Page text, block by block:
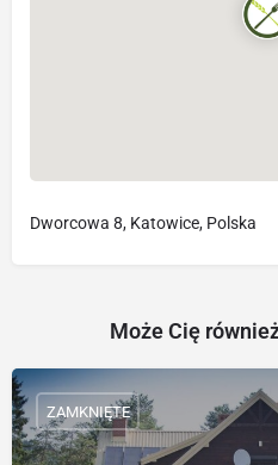
Dworcowa 8, Katowice, Polska
Może Cię
ZAMKNIĘTE